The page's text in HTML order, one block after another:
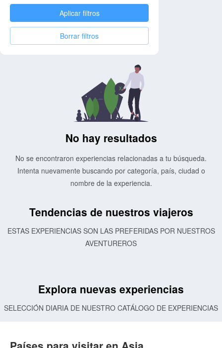
Aplicar filtros
Borrar filtros
No hay resultados
No se encontraron experiencias relacionadas a tu búsqueda.
Intenta nuevamente buscando por categoría, país, ciudad o
nombre de la experiencia.
Tendencias de nuestros viajeros
ESTAS EXPERIENCIAS SON LAS PREFERIDAS POR NUESTROS
AVENTUREROS
Explora nuevas experiencias
SELECCIÓN DIARIA DE NUESTRO CATÁLOGO DE EXPERIENCIAS